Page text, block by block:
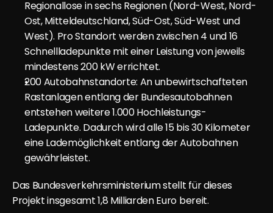
Regionallose in sechs Regionen (Nord-West, Nord-
Ost, Mitteldeutschland, Süd-Ost, Süd-West und
West). Pro Standort werden zwischen 4 und 16
Schnellladepunkte mit einer Leistung von jeweils
mindestens 200 kW errichtet.
200 Autobahnstandorte: An unbewirtschafteten
Rastanlagen entlang der Bundesautobahnen
entstehen weitere 1.000 Hochleistungs-
Ladepunkte. Dadurch wird alle 15 bis 30 Kilometer
eine Lademöglichkeit entlang der Autobahnen
gewährleistet.
Das Bundesverkehrsministerium stellt für dieses
Projekt insgesamt 1,8 Milliarden Euro bereit.